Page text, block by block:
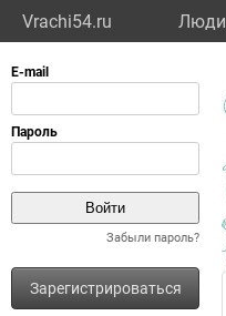
Vrachi54.ru Люди
Забыли пароль?
Зарегистрироваться